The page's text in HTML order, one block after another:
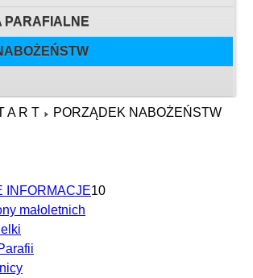
PARAFIALNE
A R T PORZĄDEK NABOŻEŃSTW
INFORMACJE10
małoletnich